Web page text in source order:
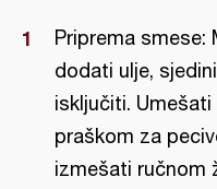
Priprema smese:
dodati ulje,
isključiti.
praškom za
izmešati ručnom